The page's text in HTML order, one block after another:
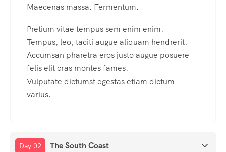
Maecenas massa. Fermentum.
Pretium vitae tempus sem enim enim.
Tempus, leo, taciti augue aliquam hendrerit.
Accumsan pharetra eros justo augue posuere
felis elit cras montes fames.
Vulputate dictumst egestas etiam dictum
varius.
Day 02 The South Coast